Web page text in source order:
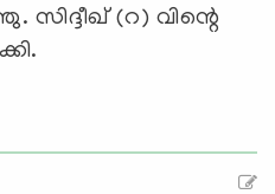
(റ) വിന്റെ